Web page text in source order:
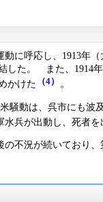
に呼応し、1913年
した。 また、1914
かけた
（4） 。
騒動は、呉市にも
兵が出動し、死者
不況が続いており